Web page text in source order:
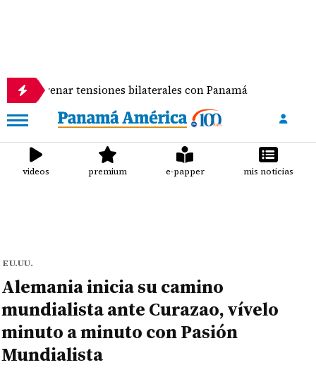
y frenar tensiones bilaterales con Panamá
videos premium e-papper mis noticias
EU.UU.
Alemania inicia su camino
mundialista ante Curazao, vívelo
minuto a minuto con Pasión
Mundialista